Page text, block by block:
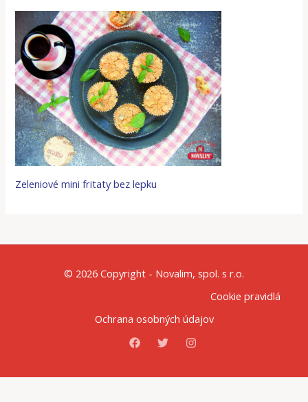
Zeleniové mini fritaty bez lepku
© 2026 Copyright - Novalim, spol. s r.o.
Cookie pravidlá
Ochrana osobných údajov